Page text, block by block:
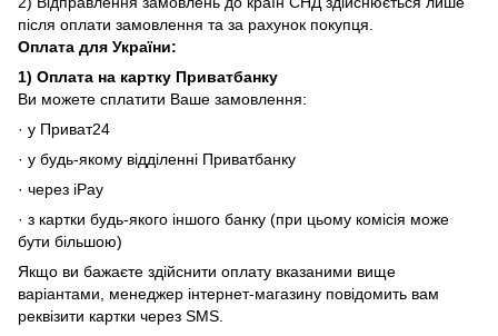
після оплати замовлення та за рахунок покупця.
Оплата для України:
1) Оплата на картку Приватбанку
Ви можете сплатити Ваше замовлення:
· у Приват24
· у будь-якому відділенні Приватбанку
· через iPay
· з картки будь-якого іншого банку (при цьому комісія може
бути більшою)
Якщо ви бажаєте здійснити оплату вказаними вище
варіантами, менеджер інтернет-магазину повідомить вам
реквізити картки через SMS.